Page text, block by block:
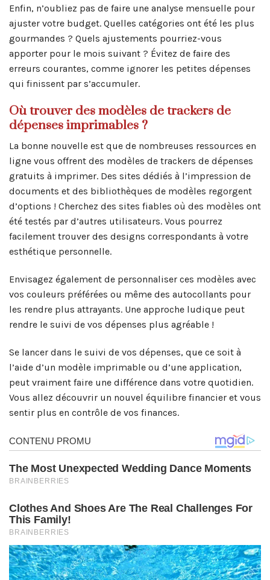
Enfin, n’oubliez pas de faire une analyse mensuelle pour
ajuster votre budget. Quelles catégories ont été les plus
gourmandes ? Quels ajustements pourriez-vous
apporter pour le mois suivant ? Évitez de faire des
erreurs courantes, comme ignorer les petites dépenses
qui finissent par s’accumuler.
Où trouver des modèles de trackers de
dépenses imprimables ?
La bonne nouvelle est que de nombreuses ressources en
ligne vous offrent des modèles de trackers de dépenses
gratuits à imprimer. Des sites dédiés à l’impression de
documents et des bibliothèques de modèles regorgent
d’options ! Cherchez des sites fiables où des modèles ont
été testés par d’autres utilisateurs. Vous pourrez
facilement trouver des designs correspondants à votre
esthétique personnelle.
Envisagez également de personnaliser ces modèles avec
vos couleurs préférées ou même des autocollants pour
les rendre plus attrayants. Une approche ludique peut
rendre le suivi de vos dépenses plus agréable !
Se lancer dans le suivi de vos dépenses, que ce soit à
l’aide d’un modèle imprimable ou d’une application,
peut vraiment faire une différence dans votre quotidien.
Vous allez découvrir un nouvel équilibre financier et vous
sentir plus en contrôle de vos finances.